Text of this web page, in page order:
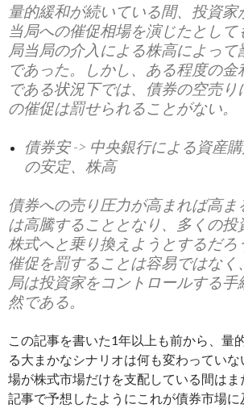
量的緩和が続いている間、投資家
当局への催促相場を演じたとして
局当局の介入による株高によって
であった。しかし、ある程度の金
である状況下では、債券の空売り
の催促は罰せられることがない。
債券安 -> 中央銀行による資産
の安定、株高
債券への売り圧力が高まれば高ま
は高騰することとなり、多くの投
株式へと乗り換えようとするだろ
催促を罰することは容易ではなく
局は投資家をコントロールする手
然である。
この記事を書いた1年以上も前から、量
る大まかなシナリオは何も変わってい
場が株式市場だけを支配している間は
記事で予想したようにこれが債券市場に